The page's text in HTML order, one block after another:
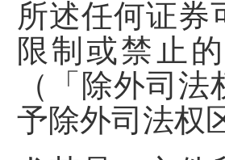
所述任何证券
限制或禁止
（「 除外司法
予除外司法权